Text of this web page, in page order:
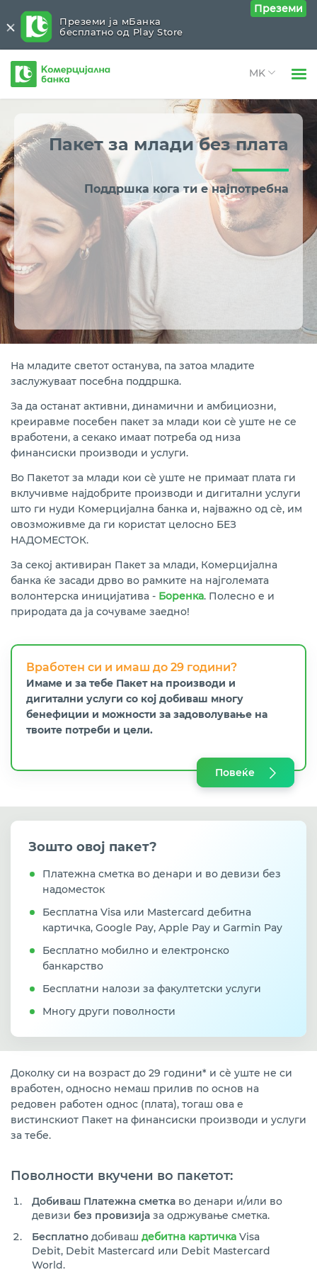
Open
Правни лица
Open
За нас
Open
Комерцијална
банка
Пакет за младибез плата
Поддршка кога ти е најпотребна
На младите светот останува, па затоа младите
заслужуваат посебна поддршка.
За да останат активни, динамични и амбициозни,
креиравме посебен пакет за млади кои сè уште не се
вработени, а секако имаат потреба од низа
финансиски производи и услуги.
Во Пакетот за млади кои сѐ уште не примаат плата ги
вклучивме најдобрите производи и дигитални услуги
што ги нуди Комерцијална банка и, најважно од сè, им
овозможивме да ги користат целосно БЕЗ
НАДОМЕСТОК.
За секој активиран Пакет за млади, Комерцијална
банка ќе засади дрво во рамките на најголемата
волонтерска иницијатива - Боренка. Полесно е и
природата да ја сочуваме заедно!
Вработен си и имаш до 29 години?
Имаме и за тебе Пакет на производи и
дигитални услуги со кој добиваш многу
бенефиции и можности за задоволување на
твоите потреби и цели.
Повеќе
Зошто овој пакет?
Платежна сметка во денари и во девизи без
надоместок
Бесплатна Visa или Mastercard дебитна
картичка, Google Pay, Apple Pay и Garmin Pay
Бесплатно мобилно и електронско
банкарство
Бесплатни налози за факултетски услуги
Многу други поволности
Доколку си на возраст до 29 години* и сè уште не си
вработен, односно немаш прилив по основ на
редовен работен однос (плата), тогаш ова е
вистинскиот Пакет на финансиски производи и услуги
за тебе.
Поволности вкучени во пакетот:
Добиваш Платежна сметка во денари и/или во
девизи без провизија за одржување сметка.
Бесплатно добиваш дебитна картичка Visa
Debit, Debit Mastercard или Debit Mastercard
World.
Преземи ја мБанка
бесплатно од Play Store
Преземи